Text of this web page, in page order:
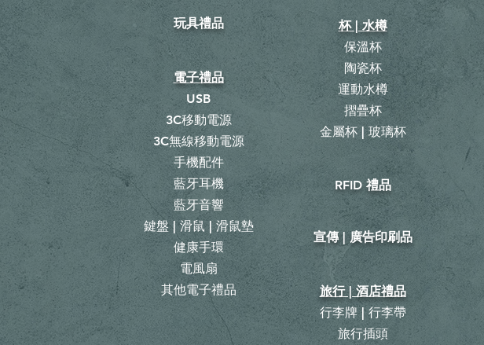
杯 | 水樽
保溫杯
陶瓷杯
運動水樽
摺疊杯
金屬杯 | 玻璃杯
RFID 禮品
宣傳 | 廣告印刷品
旅行 | 酒店禮品
行李牌 | 行李帶
旅行插頭
玩具禮品
電子禮品
USB
3C移動電源
3C無線移動電源
手機配件
藍牙耳機
藍牙音響
鍵盤 | 滑鼠 | 滑鼠墊
健康手環
電風扇
其他電子禮品